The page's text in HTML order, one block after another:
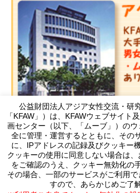
（公財）アジア女性交流・研究フォ
Kitakyushu Forum on Asian
〒803-0814 北九州市小倉北区大手
ル3F
公益財団法人アジア女性交流・研
「KFAW」）は、KFAWウェブサイト
画センター（以下、「ムーブ」）の
全に管理・運営するとともに、その
に、IPアドレスの記録及びクッキー
クッキーの使用に同意しない場合は
をご確認のうえ、クッキー無効化の
その場合、一部のサービスがご利用
すので、あらかじめご了